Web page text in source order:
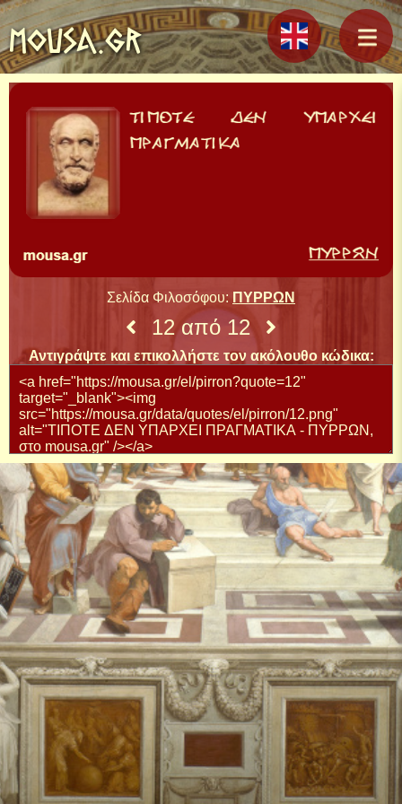
MOUSA.GR
Σελίδα Φιλοσόφου: ΠΥΡΡΩΝ
12 από 12
Αντιγράψτε και επικολλήστε τον ακόλουθο κώδικα: